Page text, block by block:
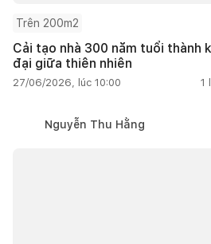
Trên 200m2
Cải tạo nhà 300 năm tuổi thành
đại giữa thiên nhiên
27/06/2026, lúc 10:00 1
Nguyễn Thu Hằng